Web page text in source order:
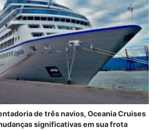
de três navios, Oceania Cruises
significativas em sua frota